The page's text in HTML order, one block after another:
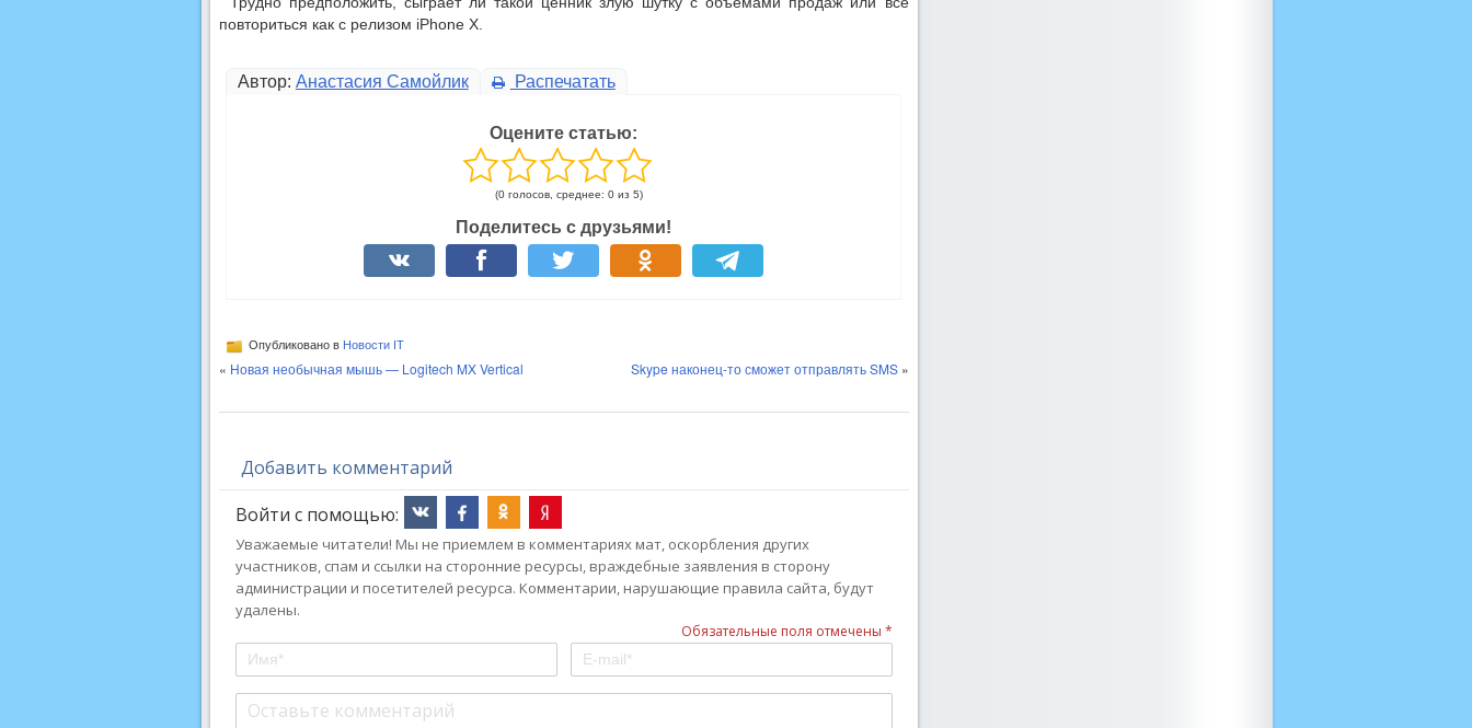
повториться как с релизом iPhone X.
Автор: Анастасия Самойлик Распечатать
Оцените статью:
(0 голосов, среднее: 0 из 5)
Поделитесь с друзьями!
Опубликовано в Новости IT
« Новая необычная мышь — Logitech MX Vertical Skype наконец-то сможет отправлять SMS»
Добавить комментарий
Войти с помощью:
Уважаемые читатели! Мы не приемлем в комментариях мат, оскорбления других
участников, спам и ссылки на сторонние ресурсы, враждебные заявления в сторону
администрации и посетителей ресурса. Комментарии, нарушающие правила сайта, будут
удалены.
Обязательные поля отмечены *